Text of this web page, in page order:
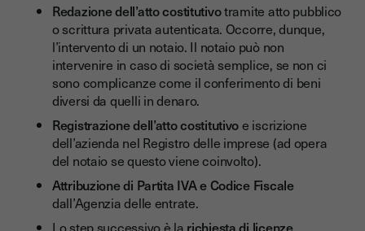
Redazione dell’atto costitutivotramite atto pubblico
o scrittura privata autenticata. Occorre, dunque,
l’intervento di un notaio. Il notaio può non
intervenire in caso di società semplice, se non ci
sono complicanze come il conferimento di beni
diversi da quelli in denaro.
Registrazione dell’atto costitutivoe iscrizione
dell’azienda nel Registro delle imprese (ad opera
del notaio se questo viene coinvolto).
Attribuzione di Partita IVA e Codice Fiscale
dall’Agenzia delle entrate.